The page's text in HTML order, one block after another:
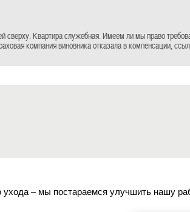
сверху. Квартира служебная. Имеем ли мы право
компания виновника отказала в компенсации,
– мы постараемся улучшить нашу